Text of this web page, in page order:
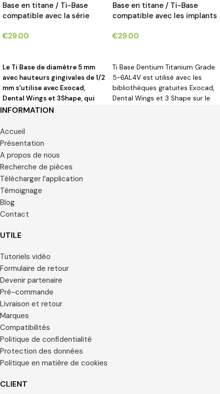
Base en titane / Ti-Base
compatible avec la série
€29.00
Le Ti Base de diamètre 5 mm
avec hauteurs gingivales de 1/2
mm s'utilise avec Exocad,
Dental Wings et 3Shape, qui
peuvent être téléchargés
Base en titane / Ti-Base
compatible avec les implants
€29.00
Ti Base Dentium Titanium Grade
5-6AL4V est utilisé avec les
bibliothèques gratuites Exocad,
Dental Wings et 3 Shape sur le
INFORMATION
Accueil
Présentation
A propos de nous
Recherche de pièces
Télécharger l’application
Témoignage
Blog
Contact
UTILE
Tutoriels vidéo
Formulaire de retour
Devenir partenaire
Pré-commande
Livraison et retour
Marques
Compatibilités
Politique de confidentialité
Protection des données
Politique en matière de cookies
CLIENT